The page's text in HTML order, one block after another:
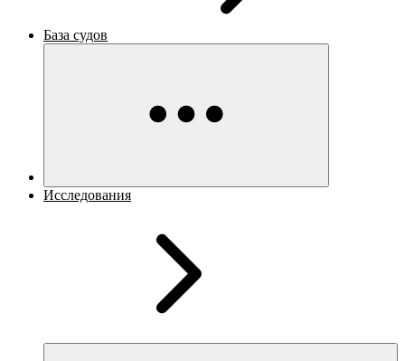
База судов
Исследования